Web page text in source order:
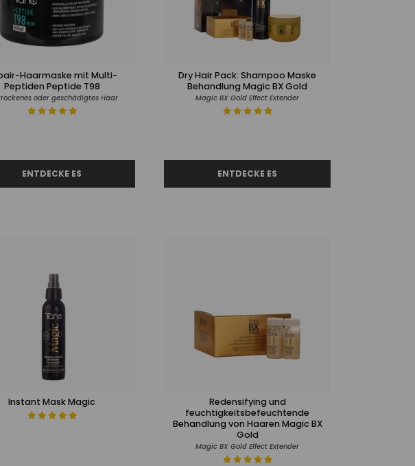
Haarmaske mit Multi-
Peptiden Peptide T98
oder geschädigtes Haar
Dry Hair Pack: Shampoo Maske
Behandlung Magic BX Gold
Magic BX Gold Effect Extender
Instant Mask Magic
Redensifying und
feuchtigkeitsbefeuchtende
Behandlung von Haaren Magic BX
Gold
Magic BX Gold Effect Extender